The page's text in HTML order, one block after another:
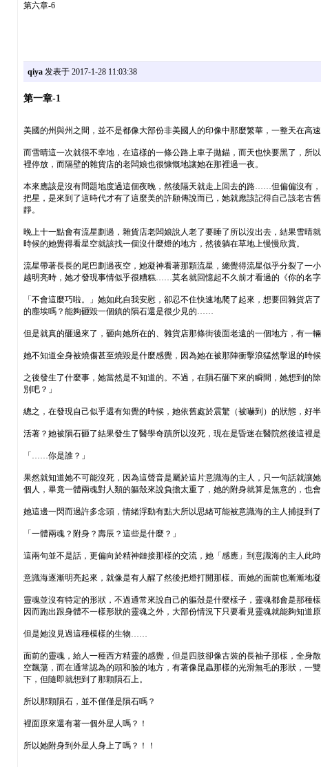
第六章-6
qiya发表于 2017-1-28 11:03:38
第一章-1
美國的州與州之間，並不是都像大部份非美國人的印像中那麼繁華，一整天在高
而雪晴這一次就很不幸地，在這樣的一條公路上車子拋錨，而天也快要黑了，
裡停放，而隔壁的雜貨店的老闆娘也很慷慨地讓她在那裡過一夜。
本來應該是沒有問題地度過這個夜晚，然後隔天就走上回去的路……但偏偏沒有
把星，是來到了這時代才有了這麼美的許願傳說而已，她就應該記得自己該老
靜。
晚上十一點會有流星劃過，雜貨店老闆娘說人老了要睡了所以沒出去，結果雪
時候的她覺得看星空就該找一個沒什麼燈的地方，然後躺在草地上慢慢欣賞。
流星帶著長長的尾巴劃過夜空，她凝神看著那顆流星，總覺得流星似乎分裂了一
越明亮時，她才發現事情似乎很糟糕……莫名就回憶起不久前才看過的《你的名字
「不會這麼巧啦。」她如此自我安慰，卻忍不住快速地爬了起來，想要回雜貨
的塵埃嗎？能夠砸毀一個鎮的隕石還是很少見的……
但是就真的砸過來了，砸向她所在的、雜貨店那條街後面老遠的一個地方，有
她不知道全身被燒傷甚至燒毀是什麼感覺，因為她在被那陣衝擊浪猛然擊退的時
之後發生了什麼事，她當然是不知道的。不過，在隕石砸下來的瞬間，她想到
別吧？」
總之，在發現自己似乎還有知覺的時候，她依舊處於震驚（被嚇到）的狀態，
活著？她被隕石砸了結果發生了醫學奇蹟所以沒死，現在是昏迷在醫院然後這
「……你是誰？」
果然就知道她不可能沒死，因為這聲音是屬於這片意識海的主人，只一句話就
個人，畢竟一體兩魂對人類的軀殼來說負擔太重了，她的附身就算是無意的，也
她這邊一閃而過許多念頭，情緒浮動有點大所以思緒可能被意識海的主人捕捉到了
「一體兩魂？附身？壽辰？這些是什麼？」
這兩句並不是話，更偏向於精神鏈接那樣的交流，她「感應」到意識海的主人
意識海逐漸明亮起來，就像是有人醒了然後把燈打開那樣。而她的面前也漸漸地凝
靈魂並沒有特定的形狀，不過通常來說自己的軀殼是什麼樣子，靈魂都會是那種
因而跑出跟身體不一樣形狀的靈魂之外，大部份情況下只要看見靈魂就能夠知道
但是她沒見過這種模樣的生物……
面前的靈魂，給人一種西方精靈的感覺，但是四肢卻像古裝的長袖子那樣，全
空飄蕩，而在通常認為的頭和臉的地方，有著像昆蟲那樣的光滑無毛的形狀，
下，但隨即就想到了那顆隕石上。
所以那顆隕石，並不僅僅是隕石嗎？
裡面原來還有著一個外星人嗎？！
所以她附身到外星人身上了嗎？！！